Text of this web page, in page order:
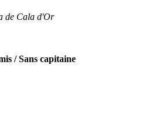
de Cala d'Or
/ Sans capitaine